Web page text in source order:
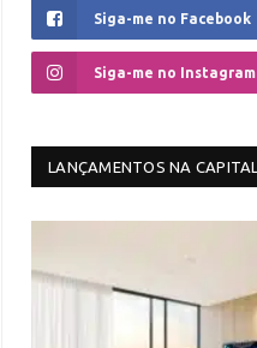
Siga-me no Facebook
Siga-me no Instagram
LANÇAMENTOS NA CAPITAL